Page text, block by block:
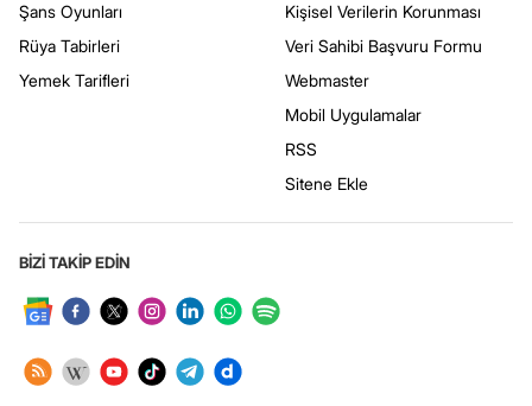
Şans Oyunları
Rüya Tabirleri
Yemek Tarifleri
Kişisel Verilerin Korunması
Veri Sahibi Başvuru Formu
Webmaster
Mobil Uygulamalar
RSS
Sitene Ekle
BİZİ TAKİP EDİN